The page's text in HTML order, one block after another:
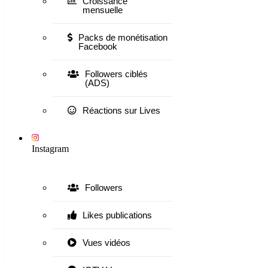
mensuelle
Packs de monétisation
Facebook
Followers ciblés
(ADS)
Réactions sur Lives
Instagram
Followers
Likes publications
Vues vidéos